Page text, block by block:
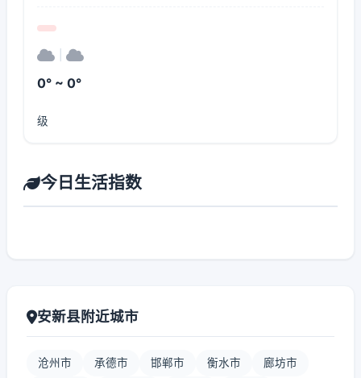
0° ~ 0°
级
今日生活指数
安新县附近城市
沧州市 承德市 邯郸市 衡水市 廊坊市